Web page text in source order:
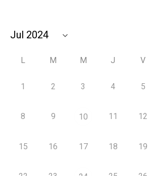
L M M J V
1 2 3 4 5
8 9 10 11 12
15 16 17 18 19